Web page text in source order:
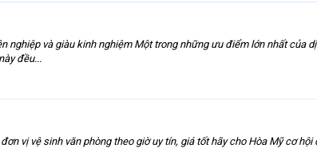
và giàu kinh nghiệm Một trong những ưu điểm lớn nhất của
đều...
vị vệ sinh văn phòng theo giờ uy tín, giá tốt hãy cho Hòa Mỹ cơ